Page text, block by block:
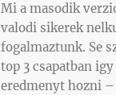
Mi a masodik
valodi sikerek
fogalmaztunk. Se
top 3 csapatban
eredmenyt hozni –